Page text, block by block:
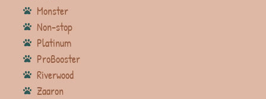
Monster
Non-stop
Platinum
ProBooster
Riverwood
Zaaron